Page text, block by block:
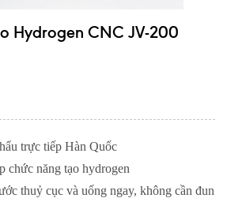
Hydrogen CNC JV-200
trực tiếp Hàn Quốc
chức năng tạo hydrogen
thuỷ cục và uống ngay, không cần đun